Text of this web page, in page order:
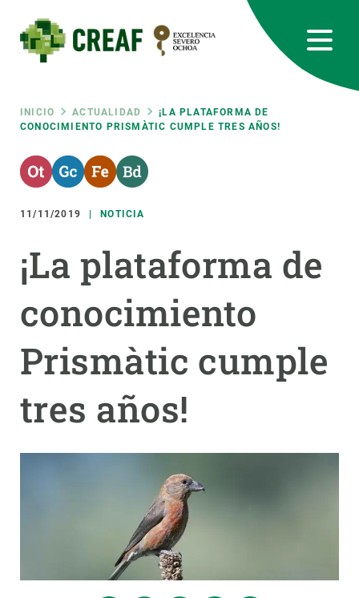
contenido
principal
Ruta
de
navegación
INICIO ACTUALIDAD
¡LA PLATAFORMA DE
CONOCIMIENTO PRISMÀTIC CUMPLE TRES AÑOS!
11/11/2019 NOTICIA
¡La plataforma de
conocimiento
Prismàtic cumple
tres años!
RRSS
Featured
responsive
INTRANET
Responsive
menu
INVESTIGACIÓN
CIENCIA EN ACCIÓN
ÚNETE A NOSOTROS